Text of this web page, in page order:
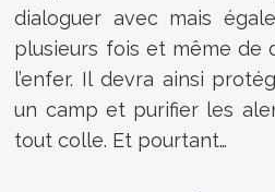
dialoguer avec mais
plusieurs fois et même de
l’enfer. Il devra ainsi
un camp et purifier les
tout colle. Et pourtant…